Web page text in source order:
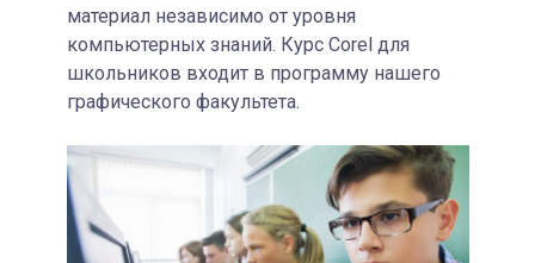
материал независимо от уровня
компьютерных знаний. Курс Corel для
школьников входит в программу нашего
графического факультета.